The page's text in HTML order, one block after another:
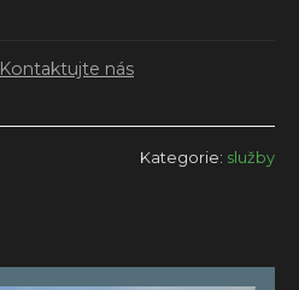
Kontaktujte nás
Kategorie: služby